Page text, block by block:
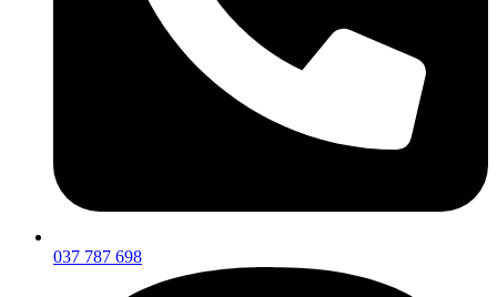
037 787 698